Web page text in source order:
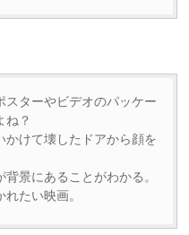
スターやビデオのパッケー
ね？
かけて壊したドアから顔を
景にあることがわかる。
たい映画。